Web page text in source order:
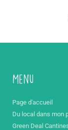
Menu
Page d'accueil
Du local dans mon
Green Deal